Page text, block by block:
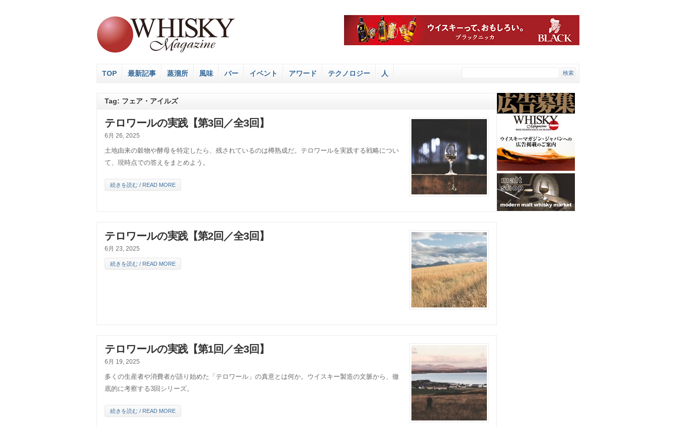
TOP 最新記事 蒸溜所 風味 バー イベント アワード テクノロジー 人
Tag: フェア・アイルズ
テロワールの実践【第3回／全3回】
6月 26, 2025
土地由来の穀物や酵母を特定したら、残されているのは樽熟成だ。テロワールを実践する戦略につい
て、現時点での答えをまとめよう。
続きを読む / READ MORE
テロワールの実践【第2回／全3回】
6月 23, 2025
続きを読む / READ MORE
テロワールの実践【第1回／全3回】
6月 19, 2025
多くの生産者や消費者が語り始めた「テロワール」の真意とは何か。ウイスキー製造の文脈から、徹
底的に考察する3回シリーズ。
続きを読む / READ MORE